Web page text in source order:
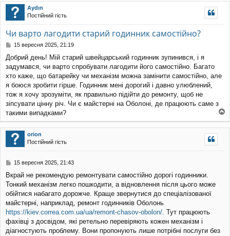
уп
Aydın
Постійний гість
Чи варто лагодити старий годинник самостійно?
П
в
і
д
о
л
е
н
н
я
15 вересня 2025, 21:19
Добрий день! Мій старий швейцарський годинник зупинився, і я
задумався, чи варто спробувати лагодити його самостійно. Багато
хто каже, що батарейку чи механізм можна замінити самостійно, але
я боюся зробити гірше. Годинник мені дорогий і давно улюблений,
тож я хочу зрозуміти, як правильно підійти до ремонту, щоб не
зіпсувати цінну річ. Чи є майстерні на Оболоні, де працюють саме з
такими випадками?
о
г
orion
Постійний гість
П
в
і
д
о
л
е
н
15 вересня 2025, 21:43
Вкрай не рекомендую ремонтувати самостійно дорогі годинники.
Тонкий механізм легко пошкодити, а відновлення після цього може
обійтися набагато дорожче. Краще звернутися до спеціалізованої
майстерні, наприклад, ремонт годинників Оболонь
https://kiev.correa.com.ua/ua/remont-chasov-obolon/. Тут працюють
фахівці з досвідом, які ретельно перевіряють кожен механізм і
діагностують проблему. Вони пропонують лише потрібні послуги без